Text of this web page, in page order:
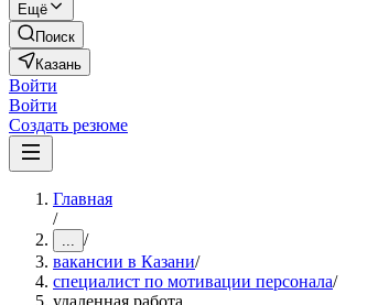
Ещё
Поиск
Казань
Войти
Войти
Создать резюме
Главная
/
... /
вакансии в Казани/
специалист по мотивации персонала/
удаленная работа